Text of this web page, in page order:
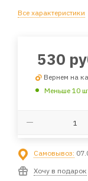
Все характеристики
530
Вернем на
Меньше 10
Самовывоз:
Хочу в подарок